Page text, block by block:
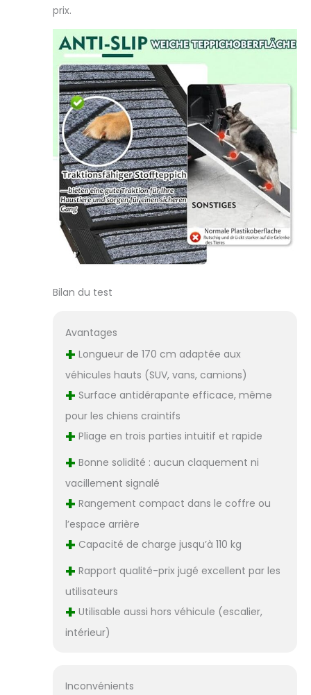
coucher, sans
trop d'espace. En
outre, le
rembourrage en
mousse poignée
poignée hunderLa
lampe est facile à
transporter, de
sorte que vous
pouvez
facilement
l'emporter à
l'intérieur ou à
l'extérieur Ne pliez
pas la rampe en
la tenant dans
ouverts en toute
sécurité et
facilement avec
les deux mains
pour éviter de
serrer les doigts
prix.
Bilan du test
Avantages
+ Longueur de 170 cm adaptée aux
véhicules hauts (SUV, vans, camions)
+ Surface antidérapante efficace, même
pour les chiens craintifs
+ Pliage en trois parties intuitif et rapide
+ Bonne solidité : aucun claquement ni
vacillement signalé
+ Rangement compact dans le coffre ou
l’espace arrière
+ Capacité de charge jusqu’à 110 kg
+ Rapport qualité-prix jugé excellent par les
utilisateurs
+ Utilisable aussi hors véhicule (escalier,
intérieur)
Inconvénients